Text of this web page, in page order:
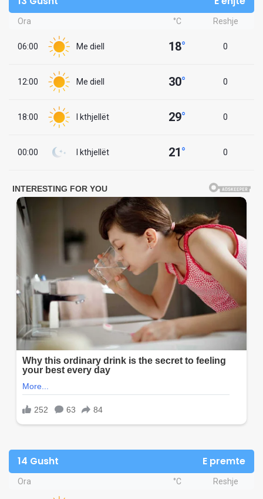
Ora °C Reshje
06:00 Me diell 18° 0
12:00 Me diell 30° 0
18:00 I kthjellët 29° 0
00:00 I kthjellët 21° 0
14 Gusht E premte
Ora °C Reshje